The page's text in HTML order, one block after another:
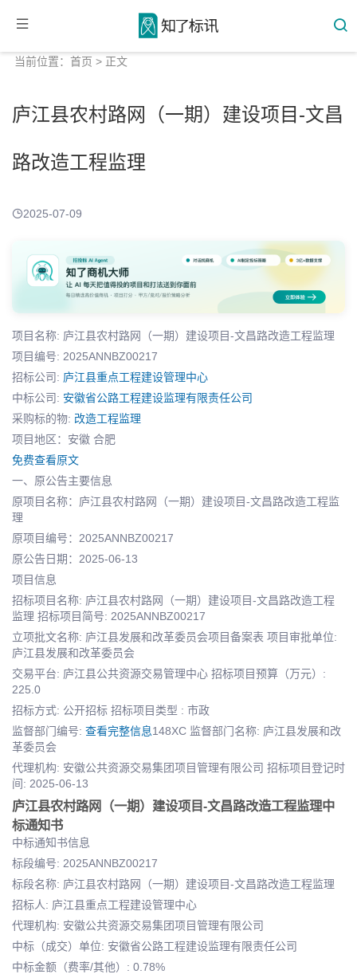
当前位置： 首页 > 正文
庐江县农村路网（一期）建设项目-文昌
路改造工程监理
2025-07-09
项目名称: 庐江县农村路网（一期）建设项目-文昌路改造工程监理
项目编号: 2025ANNBZ00217
招标公司: 庐江县重点工程建设管理中心
中标公司: 安徽省公路工程建设监理有限责任公司
采购标的物: 改造工程监理
项目地区：安徽 合肥
免费查看原文
一、原公告主要信息
原项目名称：庐江县农村路网（一期）建设项目-文昌路改造工程监
理
原项目编号：2025ANNBZ00217
原公告日期：2025-06-13
项目信息
招标项目名称: 庐江县农村路网（一期）建设项目-文昌路改造工程
监理 招标项目简号: 2025ANNBZ00217
立项批文名称: 庐江县发展和改革委员会项目备案表 项目审批单位:
庐江县发展和改革委员会
交易平台: 庐江县公共资源交易管理中心 招标项目预算（万元）:
225.0
招标方式: 公开招标 招标项目类型 : 市政
监督部门编号: 查看完整信息148XC 监督部门名称: 庐江县发展和改
革委员会
代理机构: 安徽公共资源交易集团项目管理有限公司 招标项目登记时
间: 2025-06-13
庐江县农村路网（一期）建设项目-文昌路改造工程监理中
标通知书
中标通知书信息
标段编号: 2025ANNBZ00217
标段名称: 庐江县农村路网（一期）建设项目-文昌路改造工程监理
招标人: 庐江县重点工程建设管理中心
代理机构: 安徽公共资源交易集团项目管理有限公司
中标（成交）单位: 安徽省公路工程建设监理有限责任公司
中标金额（费率/其他）: 0.78%